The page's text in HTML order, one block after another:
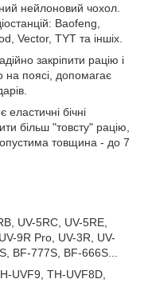
нейлоновий чохол.
Baofeng,
Vector, TYT та іншіх.
закріпити рацію і
на поясі, допомагає
бічні
більш "товсту" рацію,
товщина - до 7
UV-5RC, UV-5RE,
9R Pro, UV-3R, UV-
BF-777S, BF-666S...
UVF9, TH-UVF8D,